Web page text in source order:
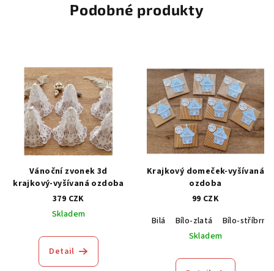
Podobné produkty
Vánoční zvonek 3d
krajkový-vyšívaná ozdoba
379 CZK
Skladem
Detail
Krajkový domeček-vyšívaná
ozdoba
99 CZK
Bilá
Bílo-zlatá
Bílo-stříbrná
Skladem